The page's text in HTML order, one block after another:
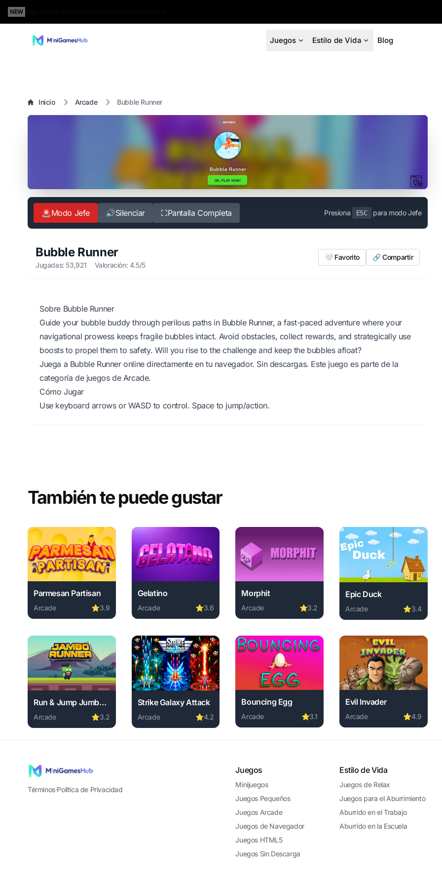
NEW
Juegos Estilo de Vida Blog
Inicio Arcade Bubble Runner
🚨Modo Jefe 🔊Silenciar ⛶Pantalla Completa Presiona ESC para modo Jefe
Bubble Runner
Jugadas: 53,921 Valoración: 4.5/5
🤍 Favorito 🔗 Compartir
Sobre Bubble Runner
Guide your bubble buddy through perilous paths in Bubble Runner, a fast-paced adventure where your
navigational prowess keeps fragile bubbles intact. Avoid obstacles, collect rewards, and strategically use
boosts to propel them to safety. Will you rise to the challenge and keep the bubbles afloat?
Juega a Bubble Runner online directamente en tu navegador. Sin descargas. Este juego es parte de la
categoría de juegos de Arcade.
Cómo Jugar
Use keyboard arrows or WASD to control. Space to jump/action.
También te puede gustar
Parmesan Partisan
Arcade ⭐3.9
Play Parmesan Partisan online free. arcade game, no download required, instant play.
Gelatino
Arcade ⭐3.6
Play Gelatino online free. arcade game, no download required, instant play.
Morphit
Arcade ⭐3.2
Play Morphit online free. arcade game, no download
Epic Duck
Arcade ⭐3.4
Play Epic Duck online
Run & Jump Jumbo Runner
Arcade ⭐3.2
Play Run & Jump Jumbo Runner online free. arcade game, no download required, instant play.
Strike Galaxy Attack
Arcade ⭐4.2
Play Strike Galaxy Attack online free. arcade game, no download required, instant
Bouncing Egg
Arcade ⭐3.1
Play Bouncing Egg online free. arcade game, no
Evil Invader
Arcade ⭐4.9
Play Evil Invader online
Términos·Política de Privacidad
Juegos
Minijuegos
Juegos Pequeños
Juegos Arcade
Juegos de Navegador
Juegos HTML5
Juegos Sin Descarga
Estilo de Vida
Juegos de Relax
Juegos para el Aburrimiento
Aburrido en el Trabajo
Aburrido en la Escuela